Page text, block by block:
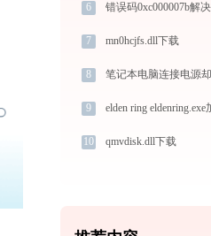
6 错误码0xc000007b解
7 mn0hcjfs.dll下载
8
9
10 qmvdisk.dll下载